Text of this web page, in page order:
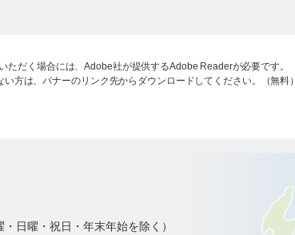
ただく場合には、Adobe社が提供するAdobe Readerが必要です。
方は、バナーのリンク先からダウンロードしてください。（無料）
日曜・祝日・年末年始を除く）